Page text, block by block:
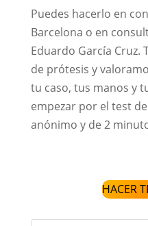
Puedes hacerlo en
Barcelona o en
Eduardo García Cruz.
de prótesis y
tu caso, tus manos y
empezar por el test
anónimo y de 2
HACER